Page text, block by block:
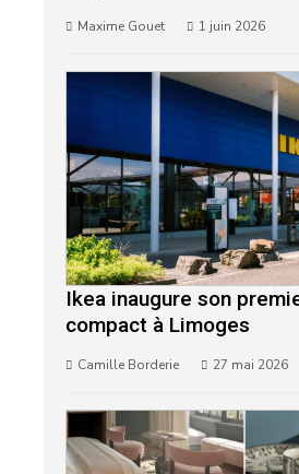
Maxime Gouet 1 juin 2026
Ikea inaugure son
compact à Limoges
Camille Borderie 27 mai 2026